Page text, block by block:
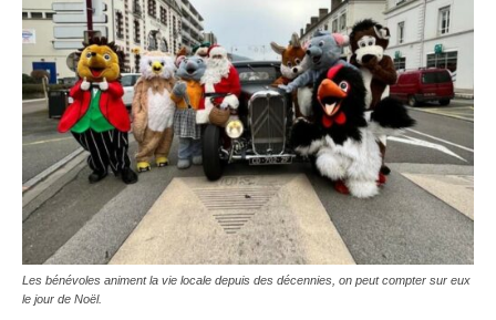
Les bénévoles animent la vie locale depuis des décennies, on peut compter sur eux
le jour de Noël.